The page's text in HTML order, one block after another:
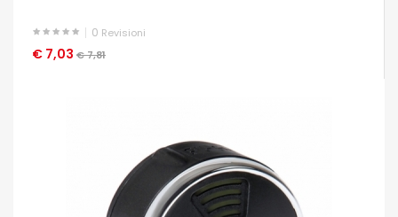
0 Revisioni
€ 7,03 € 7,81
OCCHIATA VELOCE